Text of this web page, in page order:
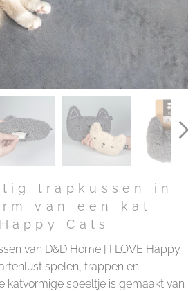
trapkussen in
van een kat
Cats
van D&D Home | I LOVE Happy
spelen, trappen en
katvormige speeltje is gemaakt van